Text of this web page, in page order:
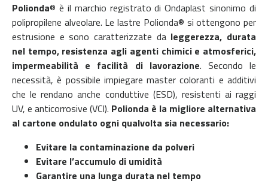
Polionda® è il marchio registrato di Ondaplast sinonimo di
polipropilene alveolare. Le lastre Polionda® si ottengono per
estrusione e sono caratterizzate daleggerezza, durata
nel tempo, resistenza agli agenti chimici e atmosferici,
impermeabilità e facilità di lavorazione. Secondo le
necessità, è possibile impiegare master coloranti e additivi
che le rendano anche conduttive (ESD), resistenti ai raggi
UV, e anticorrosive (VCI). Polionda è la migliore alternativa
al cartone ondulato ogni qualvolta sia necessario:
Evitare la contaminazione da polveri
Evitare l’accumulo di umidità
Garantire una lunga durata nel tempo